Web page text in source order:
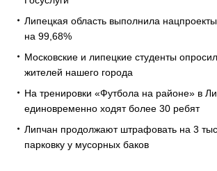
Липецкая область выполнила
на 99,68%
Московские и липецкие студенты
жителей нашего города
На тренировки «Футбола на районе» в
единовременно ходят более 30 ребят
Липчан продолжают штрафовать на 3
парковку у мусорных баков